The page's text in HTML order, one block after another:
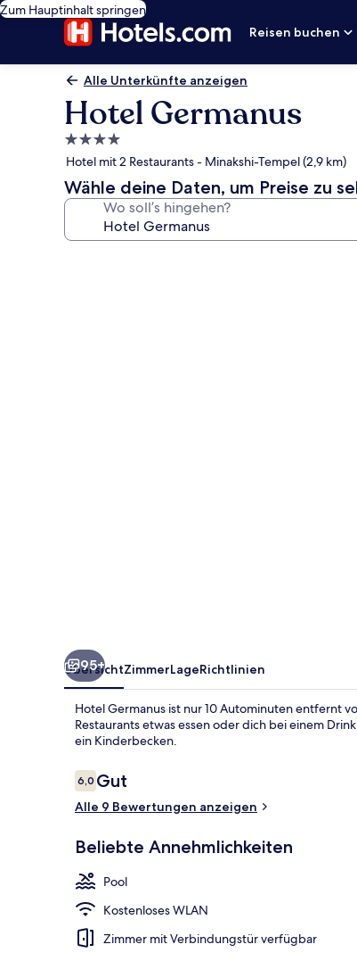
Zum Hauptinhalt springen
Reisen buchen
Alle Unterkünfte anzeigen
Hotel Germanus
4.0-
Sterne-
Unterkunft
Hotel mit 2 Restaurants - Minakshi-Tempel (2,9 km)
Wähle deine Daten, um Preise zu
Wo soll’s hingehen?
95+
ÜbersichtZimmerLageRichtlinien
Hotel Germanus ist nur 10 Autominuten entfernt
Restaurants etwas essen oder dich bei einem
ein Kinderbecken.
Bewertungen
6,06,0 von 10.
Gut
Alle 9 Bewertungen anzeigen
Beliebte Annehmlichkeiten
Pool
Kostenloses WLAN
Zimmer mit Verbindungstür verfügbar